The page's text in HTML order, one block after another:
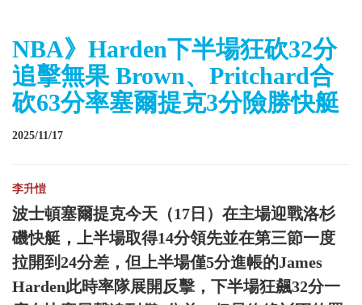
NBA》Harden下半場狂砍32分
追擊無果 Brown、Pritchard合
砍63分率塞爾提克3分險勝快艇
2025/11/17
李升愷
波士頓塞爾提克今天（17日）在主場迎戰洛杉
磯快艇，上半場取得14分領先並在第三節一度
拉開到24分差，但上半場僅5分進帳的James
Harden此時率隊展開反擊，下半場狂飆32分一